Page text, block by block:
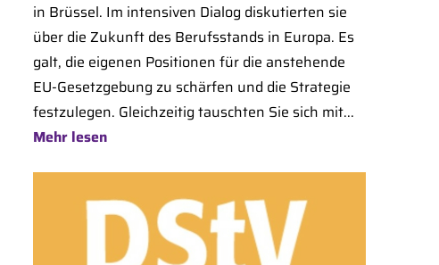
in Brüssel. Im intensiven Dialog diskutierten sie
über die Zukunft des Berufsstands in Europa. Es
galt, die eigenen Positionen für die anstehende
EU-Gesetzgebung zu schärfen und die Strategie
festzulegen. Gleichzeitig tauschten Sie sich mit...
Mehr lesen